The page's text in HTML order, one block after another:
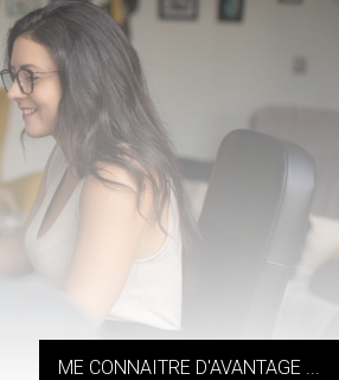
ME CONNAITRE D'AVANTAGE ...